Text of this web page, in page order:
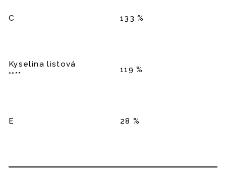
C 133 %
Kyselina listová
****
119 %
E 28 %